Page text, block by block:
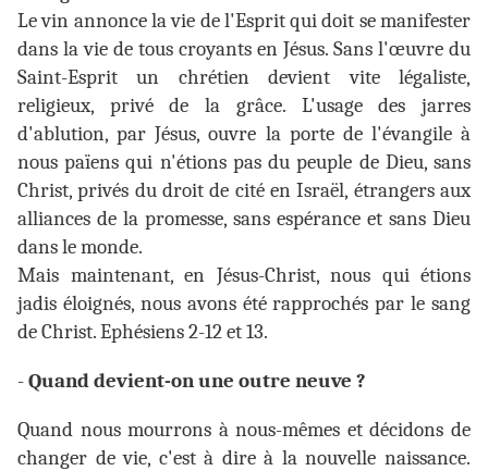
Le vin annonce la vie de l'Esprit qui doit se manifester
dans la vie de tous croyants en Jésus. Sans l'œuvre du
Saint-Esprit un chrétien devient vite légaliste,
religieux, privé de la grâce. L'usage des jarres
d'ablution, par Jésus, ouvre la porte de l'évangile à
nous païens qui n'étions pas du peuple de Dieu, sans
Christ, privés du droit de cité en Israël, étrangers aux
alliances de la promesse, sans espérance et sans Dieu
dans le monde.
Mais maintenant, en Jésus-Christ, nous qui étions
jadis éloignés, nous avons été rapprochés par le sang
de Christ. Ephésiens 2-12 et 13.
-Quand devient-on une outre neuve ?
Quand nous mourrons à nous-mêmes et décidons de
changer de vie, c'est à dire à la nouvelle naissance.